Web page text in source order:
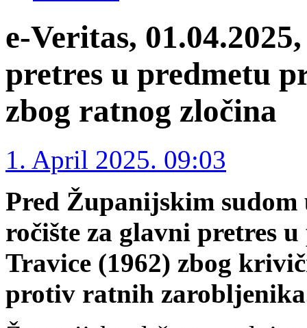
e-Veritas,
pretres u predmetu
zbog ratnog zločina
1. April 2025. 09:03
Pred Županijskim sudom
ročište za glavni pretres
Travice (1962) zbog
protiv ratnih